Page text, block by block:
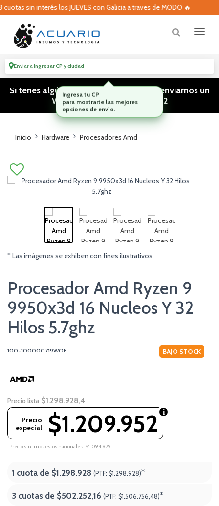
sin interés los JUEVES con Galicia a traves de MODO 🔥
Enviar aIngresar CP y ciudad
Si tenes algún tipo de consulta podes enviarnos un
WhatsApp! (011) 15 5386 3812
Inicio Hardware Procesadores Amd
* Las imágenes se exhiben con fines ilustrativos.
Procesador Amd Ryzen 9
9950x3d 16 Nucleos Y 32
Hilos 5.7ghz
100-100000719WOF BAJO STOCK
Precio lista $1.298.928,4
$1.209.952
Precio
especial
Precio sin impuestos nacionales: $1.094.979
1 cuota de $1.298.928 (PTF: $1.298.928)*
3 cuotas de $502.252,16 (PTF: $1.506.756,48)*